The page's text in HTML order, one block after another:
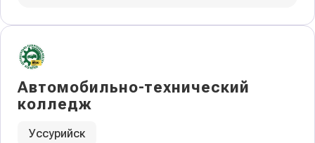
Автомобильно-технический
колледж
Уссурийск